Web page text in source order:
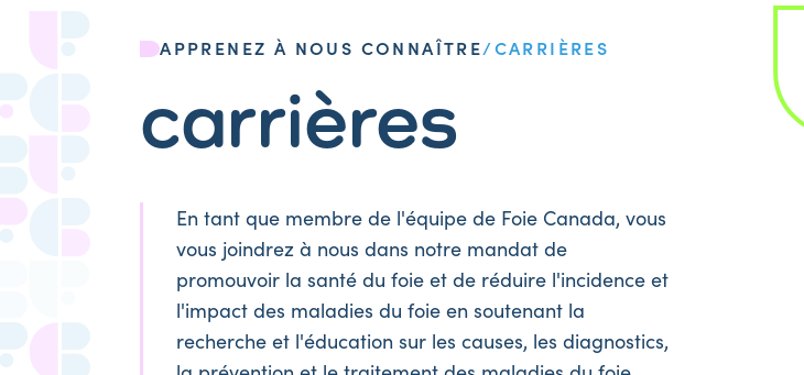
APPRENEZ À NOUS CONNAÎTRE/CARRIÈRES
carrières
En tant que membre de l'équipe de Foie Canada, vous
vous joindrez à nous dans notre mandat de
promouvoir la santé du foie et de réduire l'incidence et
l'impact des maladies du foie en soutenant la
recherche et l'éducation sur les causes, les diagnostics,